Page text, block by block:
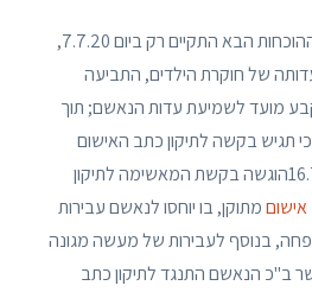
בשל מגפת הקורונה, דיון ההוכחות הבא התקיים רק ביום 7.7.20,
של חוקרת הילדים, התביעה
מועד לשמיעת עדות הנאשם; תוך
תגיש בקשה לתיקון כתב האישום
לפני הדיון הבא. ביום 16.7.20הוגשה בקשת המאשימה לתיקון
מתוקן, בו יוחסו לנאשם עבירות
בנוסף לעבירות של מעשה מגונה
ב"כ הנאשם התנגד לתיקון כתב